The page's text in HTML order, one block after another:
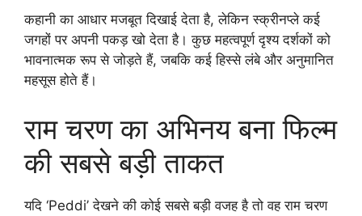
कहानी का आधार मजबूत दिखाई देता है, लेकिन स्क्रीनप्ले कई
जगहों पर अपनी पकड़ खो देता है। कुछ महत्वपूर्ण दृश्य दर्शकों को
भावनात्मक रूप से जोड़ते हैं, जबकि कई हिस्से लंबे और अनुमानित
महसूस होते हैं।
राम चरण का अभिनय बना फिल्म
की सबसे बड़ी ताकत
यदि ‘Peddi’ देखने की कोई सबसे बड़ी वजह है तो वह राम चरण